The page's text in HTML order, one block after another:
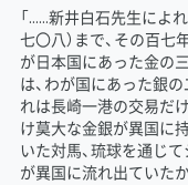
「……新井白石先生によ
七〇八）まで、その百
が日本国にあった金の
は、わが国にあった銀
れは長崎一港の交易だ
け莫大な金銀が異国に
いた対馬、琉球を通じ
が異国に流れ出ていた